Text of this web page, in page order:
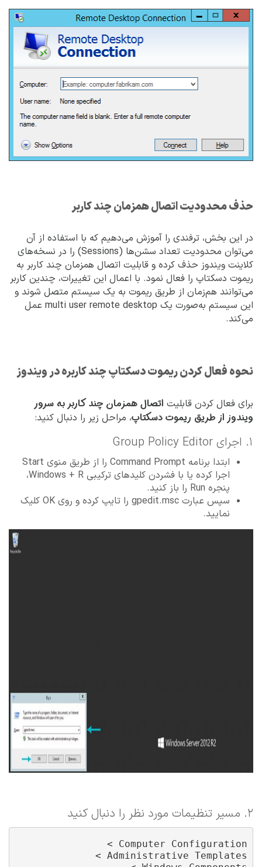
حذف محدودیت اتصال همزمان چند کاربر
در این بخش، ترفندی را آموزش می‌دهیم که با استفاده از آن
می‌توان محدودیت تعداد سشن‌ها (Sessions) را در نسخه‌های
کلاینت ویندوز حذف کرده و قابلیت اتصال همزمان چند کاربر به
ریموت دسکتاپ را فعال نمود. با اعمال این تغییرات، چندین کاربر
می‌توانند هم‌زمان از طریق ریموت به یک سیستم متصل شوند و
این سیستم به‌صورت یک multi user remote desktop عمل
می‌کند.
نحوه فعال کردن ریموت دسکتاپ چند کاربره در ویندوز
برای فعال کردن قابلیت اتصال همزمان چند کاربر به سرور
ویندوز از طریق ریموت دسکتاپ، مراحل زیر را دنبال کنید:
۱. اجرای Group Policy Editor
ابتدا برنامه Command Prompt را از طریق منوی Start
اجرا کرده یا با فشردن کلیدهای ترکیبی Windows + R،
پنجره Run را باز کنید.
سپس عبارت gpedit.msc را تایپ کرده و روی OK کلیک
نمایید.
۲. مسیر تنظیمات مورد نظر را دنبال کنید